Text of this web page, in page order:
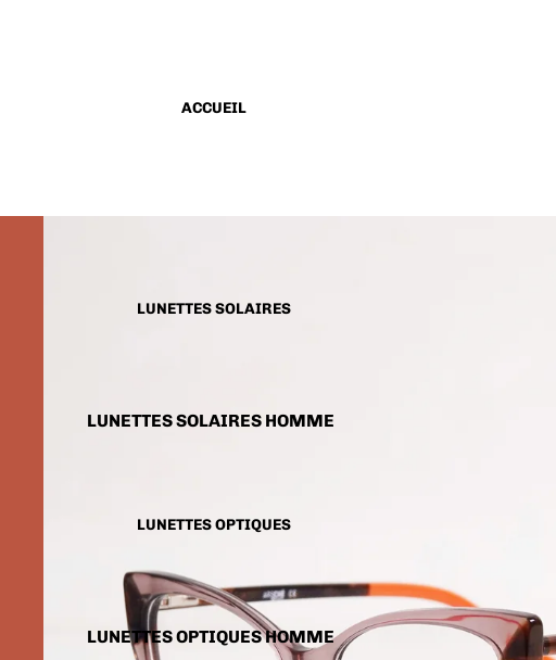
ACCUEIL
LUNETTES SOLAIRES
LUNETTES SOLAIRES HOMME
ENFANTSLUNETTES OPTIQUES
LUNETTES OPTIQUES HOMME